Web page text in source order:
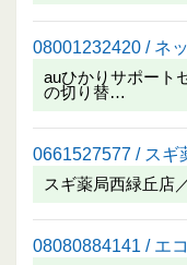
08001232420 / ネ
auひかりサポート
の切り替…
0661527577 / スギ
スギ薬局西緑丘店
08080884141 / エ